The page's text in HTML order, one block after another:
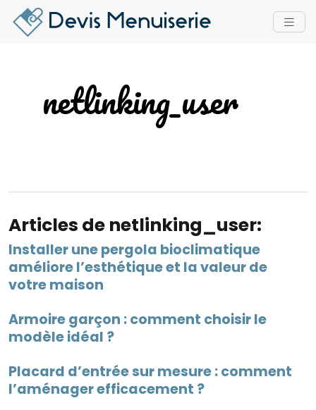
netlinking_user
Articles de netlinking_user:
Installer une pergola bioclimatique
améliore l’esthétique et la valeur de
votre maison
Armoire garçon : comment choisir le
modèle idéal ?
Placard d’entrée sur mesure : comment
l’aménager efficacement ?